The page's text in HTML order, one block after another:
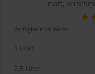
matt,
Verfügbare Varianten
1 Liter
2,5 Liter